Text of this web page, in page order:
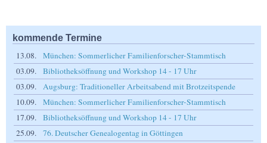
kommende Termine
13.08.
München: Sommerlicher Familienforscher-Stammtisch
03.09.
Bibliotheksöffnung und Workshop 14 - 17 Uhr
03.09.
Augsburg: Traditioneller Arbeitsabend mit Brotzeitspende
10.09.
München: Sommerlicher Familienforscher-Stammtisch
17.09.
Bibliotheksöffnung und Workshop 14 - 17 Uhr
25.09.
76. Deutscher Genealogentag in Göttingen